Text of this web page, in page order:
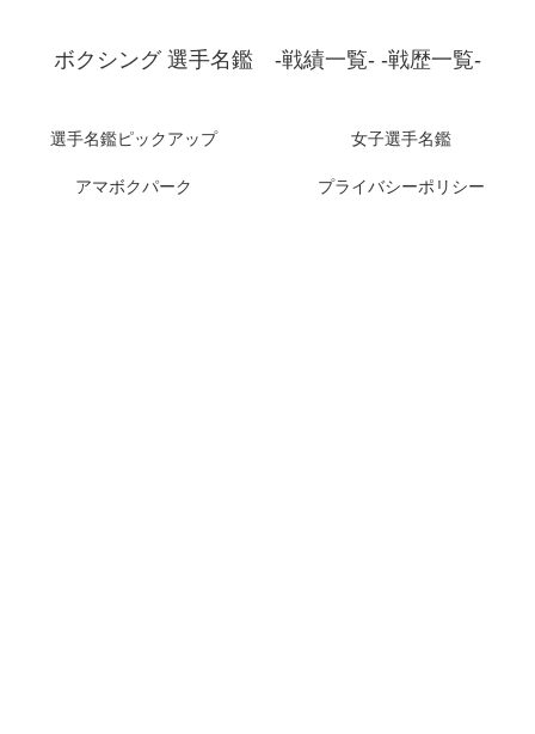
ボクシング 選手名鑑 -戦績一覧- -戦歴一覧-
選手名鑑ピックアップ 女子選手名鑑
アマボクパーク プライバシーポリシー